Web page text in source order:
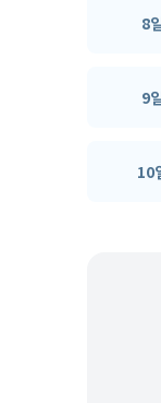
8
9
10